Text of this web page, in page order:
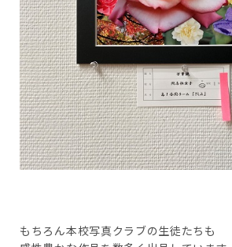
もちろん本校写真クラブの生徒たちも